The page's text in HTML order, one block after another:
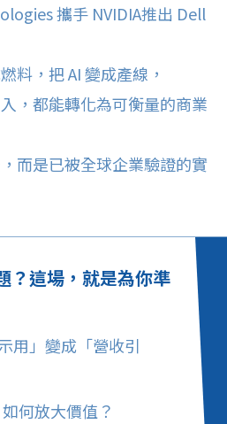
攜手 NVIDIA推出 Dell
料，把 AI 變成產線，
，都能轉化為可衡量的商業
而是已被全球企業驗證的實
？這場，就是為你準
用」變成「營收引
何放大價值？